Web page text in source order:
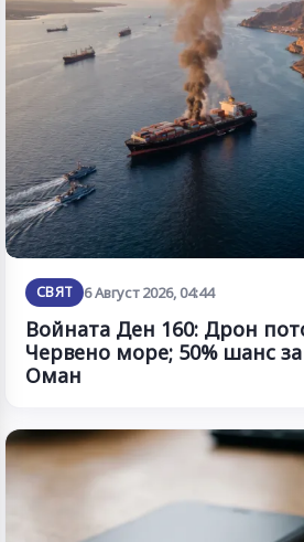
СВЯТ 6 Август 2026, 04:44
Войната Ден 160: Дрон
Червено море; 50% шанс
Оман